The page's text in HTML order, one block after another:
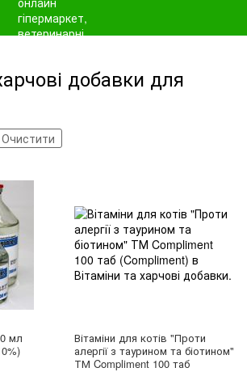
добавки для
Очистити
мл
Вітаміни для котів "Проти
алергії з таурином та біотином"
ТМ Compliment 100 таб